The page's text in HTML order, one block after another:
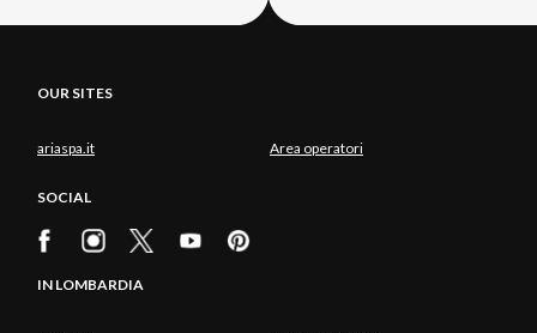
OUR SITES
ariaspa.it Area operatori
SOCIAL
IN LOMBARDIA